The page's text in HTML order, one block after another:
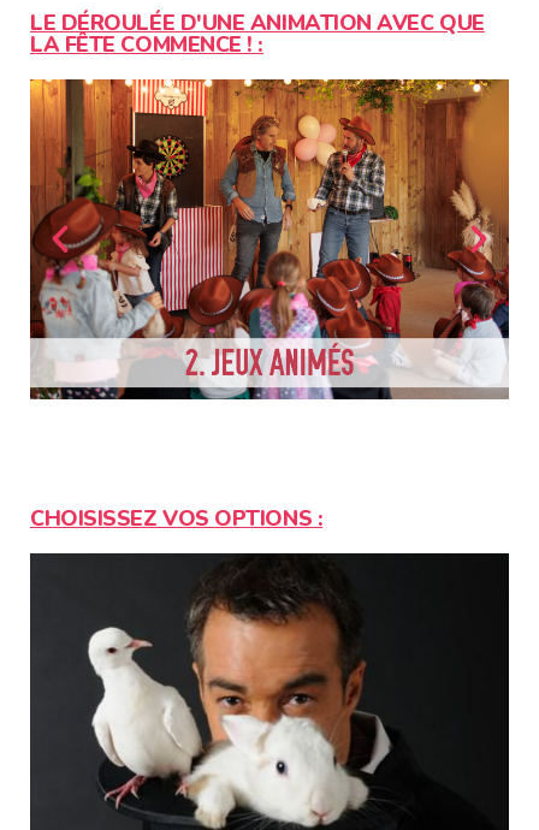
LE DÉROULÉE D'UNE ANIMATION AVEC QUE
LA FÊTE COMMENCE ! :
CHOISISSEZ VOS OPTIONS :